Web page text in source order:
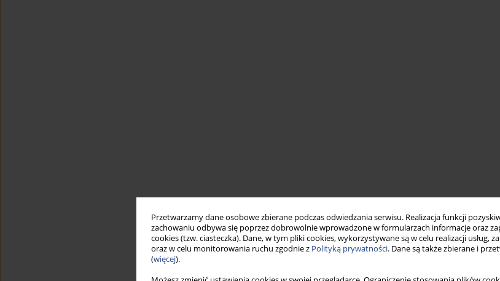
Przetwarzamy dane osobowe zbierane podczas odwiedzania serwisu. Realizacja funkcji
zachowaniu odbywa się poprzez dobrowolnie wprowadzone w formularzach informacje oraz
cookies (tzw. ciasteczka). Dane, w tym pliki cookies, wykorzystywane są w celu realizacji usług,
oraz w celu monitorowania ruchu zgodnie z Polityką prywatności. Dane są także zbierane i
(więcej).